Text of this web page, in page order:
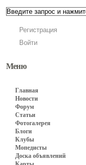
Регистрация
Войти
Меню
Главная
Новости
Форум
Статьи
Фотогалерея
Блоги
Клубы
Мопедисты
Доска объявлений